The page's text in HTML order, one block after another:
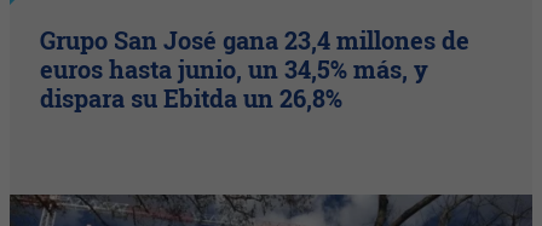
Grupo San José gana 23,4 millones de
euros hasta junio, un 34,5% más, y
dispara su Ebitda un 26,8%